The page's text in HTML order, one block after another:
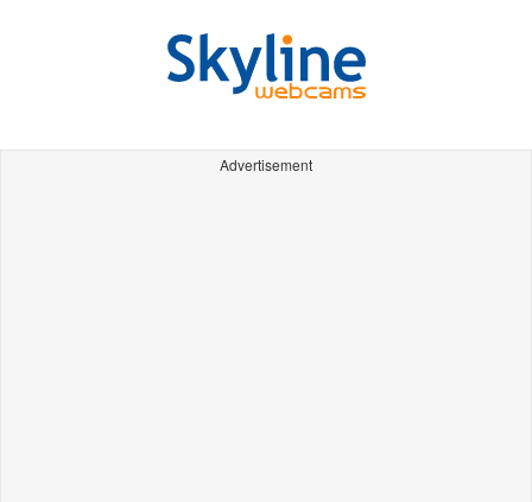
Advertisement